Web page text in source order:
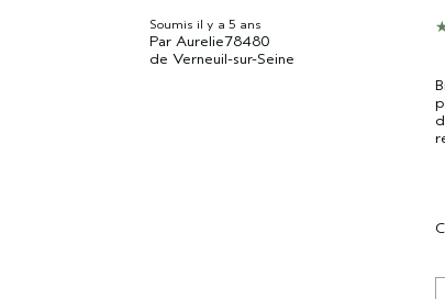
Soumis il y a 5 ans
Par Aurelie78480
de Verneuil-sur-Seine